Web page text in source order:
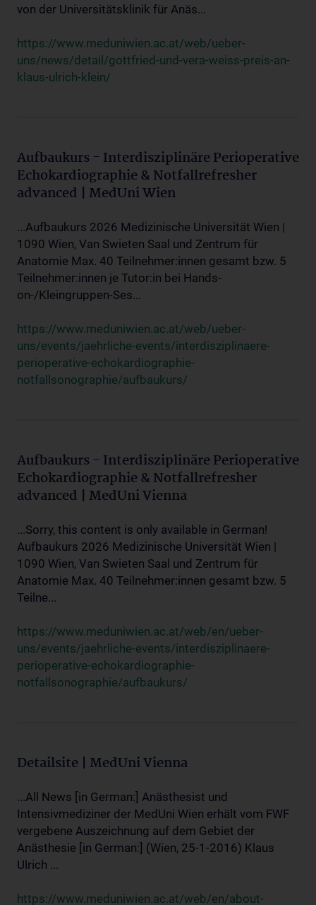
von der Universitätsklinik für Anäs...
https://www.meduniwien.ac.at/web/ueber-
uns/news/detail/gottfried-und-vera-weiss-preis-an-
klaus-ulrich-klein/
Aufbaukurs - Interdisziplinäre Perioperative
Echokardiographie & Notfallrefresher
advanced | MedUni Wien
...Aufbaukurs 2026 Medizinische Universität Wien |
1090 Wien, Van Swieten Saal und Zentrum für
Anatomie Max. 40 Teilnehmer:innen gesamt bzw. 5
Teilnehmer:innen je Tutor:in bei Hands-
on-/Kleingruppen-Ses...
https://www.meduniwien.ac.at/web/ueber-
uns/events/jaehrliche-events/interdisziplinaere-
perioperative-echokardiographie-
notfallsonographie/aufbaukurs/
Aufbaukurs - Interdisziplinäre Perioperative
Echokardiographie & Notfallrefresher
advanced | MedUni Vienna
...Sorry, this content is only available in German!
Aufbaukurs 2026 Medizinische Universität Wien |
1090 Wien, Van Swieten Saal und Zentrum für
Anatomie Max. 40 Teilnehmer:innen gesamt bzw. 5
Teilne...
https://www.meduniwien.ac.at/web/en/ueber-
uns/events/jaehrliche-events/interdisziplinaere-
perioperative-echokardiographie-
notfallsonographie/aufbaukurs/
Detailsite | MedUni Vienna
...All News [in German:] Anästhesist und
Intensivmediziner der MedUni Wien erhält vom FWF
vergebene Auszeichnung auf dem Gebiet der
Anästhesie [in German:] (Wien, 25-1-2016) Klaus
Ulrich ...
https://www.meduniwien.ac.at/web/en/about-